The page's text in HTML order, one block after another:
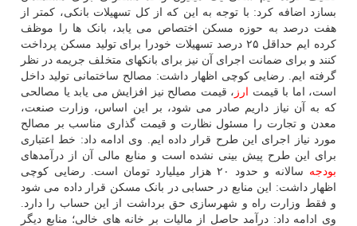
بسازد اضافه کرد: با توجه به این که از کل تسهیلات بانکی، کمتر از
هفت درصد به حوزه مسکن اختصاص می یابد، بانک ها را موظف
کرده ایم حداقل ۲۵ درصد تسهیلات خودرا برای تولید مسکن پرداخت
کنند و برای ضمانت اجرای آن نیز برای بانکهای متخلف جریمه در نظر
گرفته ایم. رضایی کوچی اظهار داشت: مصالح ساختمانی تولید داخل
است، اما با قیمت
ارز ، قیمت مصالح نیز افزایش می یابد یا مصالحی
که به آن نیاز داریم صادر می شود، بر این اساس، وزارت صنعت،
معدن و تجارت را مسئول نظارت و قیمت گذاری مناسب بر مصالح
مورد نیاز اجرای این طرح قرار داده ایم. وی ادامه داد: خط اعتباری
برای این طرح پیش بینی نشده است و منابع مالی آن از درآمدهای
بودجه
سالانه و حدود ۲۰ هزار میلیارد تومان است. رضایی کوچی
اظهار داشت: این منابع در حسابی در بانک مسکن قرار داده می شود
و فقط وزارت راه و شهرسازی حق برداشت از این حساب را دارد.
وی ادامه داد: درآمد حاصل از مالیات بر خانه های خالی؛ منابع دیگر